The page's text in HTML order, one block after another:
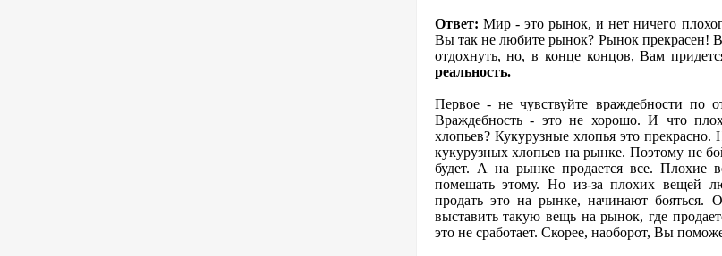
Ответ: Мир - это рынок, и нет ничего
Вы так не любите рынок? Рынок прекрасен!
отдохнуть, но, в конце концов, Вам
реальность.
Первое - не чувствуйте враждебности
Враждебность - это не хорошо. И что
хлопьев? Кукурузные хлопья это
кукурузных хлопьев на рынке. Поэтому не
будет. А на рынке продается все. Плохие
помешать этому. Но из-за плохих вещей
продать это на рынке, начинают бояться.
выставить такую вещь на рынок, где
это не сработает. Скорее, наоборот, Вы